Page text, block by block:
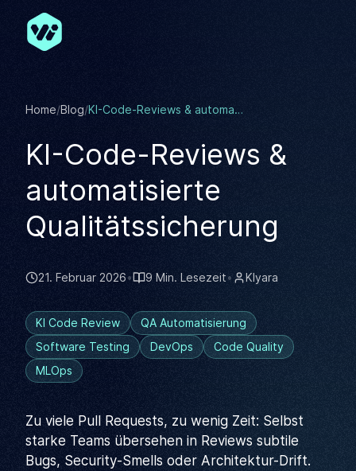
Zum Hauptinhalt springen
Home/Blog/ KI-Code-Reviews & automatisierte Qualitätssicherung
KI-Code-Reviews &
automatisierte
Qualitätssicherung
21. Februar 2026• 9 Min. Lesezeit• KIyara
KI Code Review
QA Automatisierung
Software Testing
DevOps
Code Quality
MLOps
Zu viele Pull Requests, zu wenig Zeit: Selbst
starke Teams übersehen in Reviews subtile
Bugs, Security-Smells oder Architektur-Drift.